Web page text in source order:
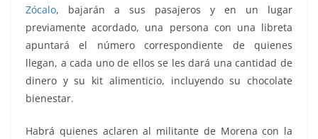
Zócalo, bajarán a sus pasajeros y en un lugar
previamente acordado, una persona con una libreta
apuntará el número correspondiente de quienes
llegan, a cada uno de ellos se les dará una cantidad de
dinero y su kit alimenticio, incluyendo su chocolate
bienestar.
Habrá quienes aclaren al militante de Morena con la